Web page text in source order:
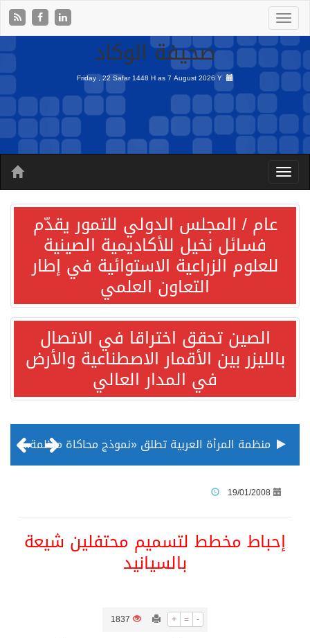
صحيفة الوكاد
Friday , 22 Safar 1448 H as7 August 2026 Y
عام / المجلس الدولي للتمور يقدّم
فسائل نخيل للأكاديمية الصينية
للعلوم الزراعية الاستوائية في إطار
التعاون العلمي
الصين تحقق اختراقا في الاتصال
بالليزر بين الأقمار الاصطناعية والأرض
في المدار العالي
منظمة المرأة العربية تطلق «نموذج محاكاة منظمة المرأة العربية للشباب» بمشاركة 10 دول عربية..غدًا
19/01/2008
إحباط مخطط لتسميم محتفلين شيعة
بالسيانيد
+ = -
1837